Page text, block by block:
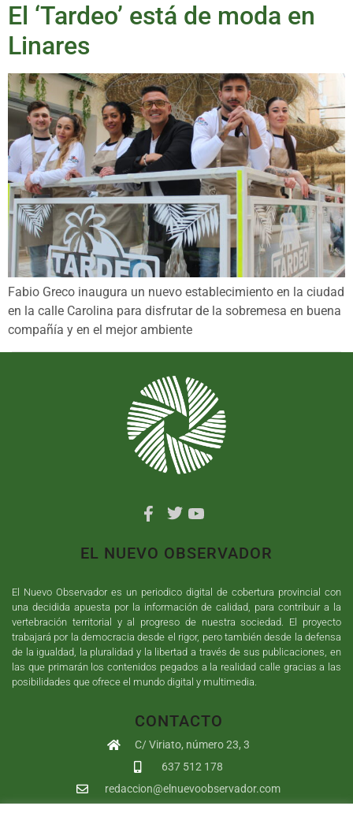
El ‘Tardeo’ está de moda en
Linares
Fabio Greco inaugura un nuevo establecimiento en la ciudad
en la calle Carolina para disfrutar de la sobremesa en buena
compañía y en el mejor ambiente
EL NUEVO OBSERVADOR
El Nuevo Observador es un periodico digital de cobertura provincial con
una decidida apuesta por la información de calidad, para contribuir a la
vertebración territorial y al progreso de nuestra sociedad. El proyecto
trabajará por la democracia desde el rigor, pero también desde la defensa
de la igualdad, la pluralidad y la libertad a través de sus publicaciones, en
las que primarán los contenidos pegados a la realidad calle gracias a las
posibilidades que ofrece el mundo digital y multimedia.
CONTACTO
C/ Viriato, número 23, 3
637 512 178
redaccion@elnuevoobservador.com